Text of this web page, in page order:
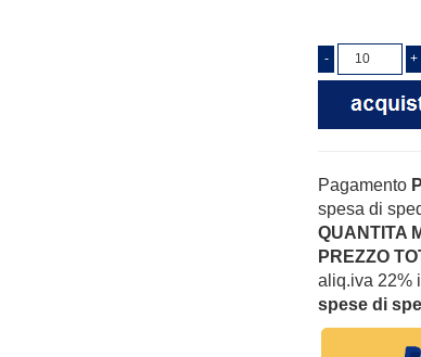
Pagamento
spesa di
QUANTITA
PREZZO
aliq.iva 22%
spese di